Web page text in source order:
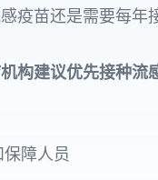
疫苗还是需要每年
构建议优先接种流
障人员